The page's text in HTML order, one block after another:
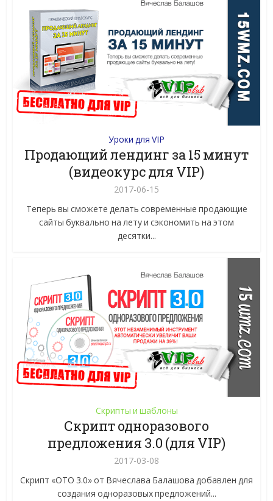
Уроки для VIP
Продающий лендинг за 15 минут
(видеокурс для VIP)
2017-06-15
Теперь вы сможете делать современные продающие
сайты буквально на лету и сэкономить на этом
десятки...
Скрипты и шаблоны
Скрипт одноразового
предложения 3.0 (для VIP)
2017-03-08
Скрипт «OTO 3.0» от Вячеслава Балашова добавлен для
создания одноразовых предложений...